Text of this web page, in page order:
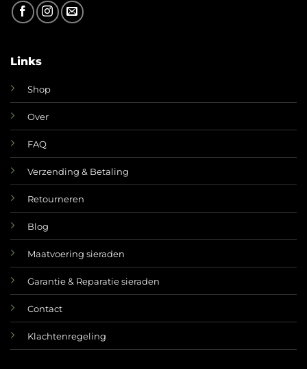
Links
Shop
Over
FAQ
Verzending & Betaling
Retourneren
Blog
Maatvoering sieraden
Garantie & Reparatie sieraden
Contact
Klachtenregeling